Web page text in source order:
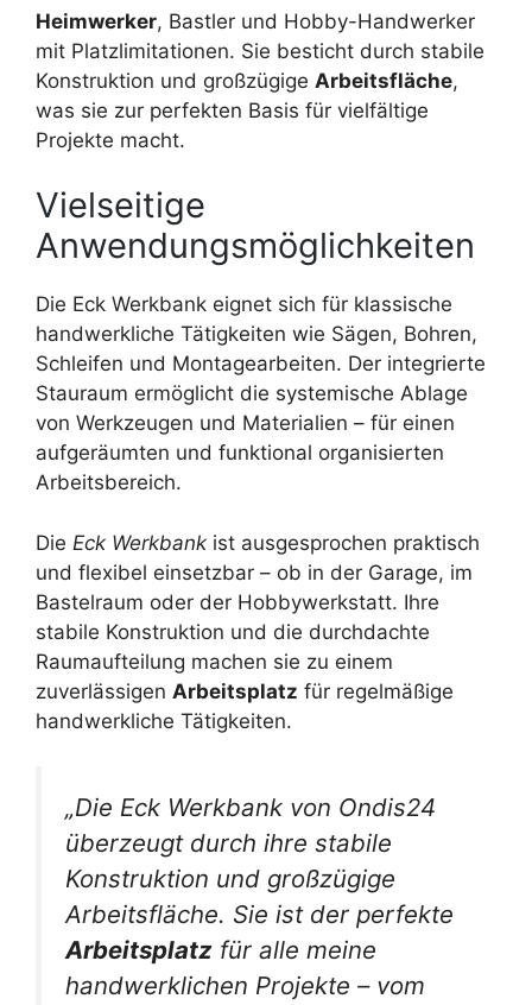
Heimwerker, Bastler und Hobby-Handwerker
mit Platzlimitationen. Sie besticht durch stabile
Konstruktion und großzügige Arbeitsfläche,
was sie zur perfekten Basis für vielfältige
Projekte macht.
Vielseitige
Anwendungsmöglichkeiten
Die Eck Werkbank eignet sich für klassische
handwerkliche Tätigkeiten wie Sägen, Bohren,
Schleifen und Montagearbeiten. Der integrierte
Stauraum ermöglicht die systemische Ablage
von Werkzeugen und Materialien – für einen
aufgeräumten und funktional organisierten
Arbeitsbereich.
Die Eck Werkbank ist ausgesprochen praktisch
und flexibel einsetzbar – ob in der Garage, im
Bastelraum oder der Hobbywerkstatt. Ihre
stabile Konstruktion und die durchdachte
Raumaufteilung machen sie zu einem
zuverlässigen Arbeitsplatz für regelmäßige
handwerkliche Tätigkeiten.
„Die Eck Werkbank von Ondis24
überzeugt durch ihre stabile
Konstruktion und großzügige
Arbeitsfläche. Sie ist der perfekte
Arbeitsplatz für alle meine
handwerklichen Projekte – vom